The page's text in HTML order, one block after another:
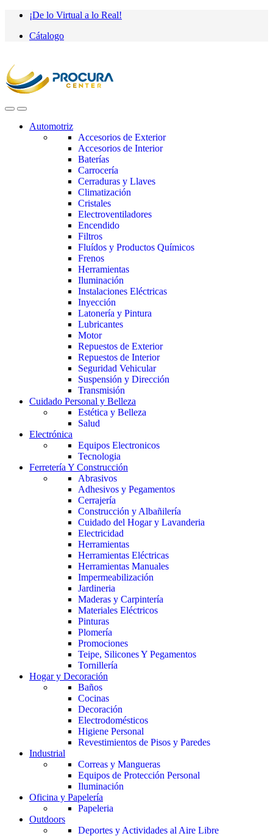
Saltar
navegación
saltar
contenido
¡De lo Virtual a lo Real!
Cátalogo
Automotriz
Accesorios de Exterior
Accesorios de Interior
Baterías
Carrocería
Cerraduras y Llaves
Climatización
Cristales
Electroventiladores
Encendido
Filtros
Fluídos y Productos Químicos
Frenos
Herramientas
Iluminación
Instalaciones Eléctricas
Inyección
Latonería y Pintura
Lubricantes
Motor
Repuestos de Exterior
Repuestos de Interior
Seguridad Vehicular
Suspensión y Dirección
Transmisión
Cuidado Personal y Belleza
Estética y Belleza
Salud
Electrónica
Equipos Electronicos
Tecnologia
Ferretería Y Construcción
Abrasivos
Adhesivos y Pegamentos
Cerrajería
Construcción y Albañilería
Cuidado del Hogar y Lavanderia
Electricidad
Herramientas
Herramientas Eléctricas
Herramientas Manuales
Impermeabilización
Jardineria
Maderas y Carpintería
Materiales Eléctricos
Pinturas
Plomería
Promociones
Teipe, Silicones Y Pegamentos
Tornillería
Hogar y Decoración
Baños
Cocinas
Decoración
Electrodomésticos
Higiene Personal
Revestimientos de Pisos y Paredes
Industrial
Correas y Mangueras
Equipos de Protección Personal
Iluminación
Oficina y Papelería
Papeleria
Outdoors
Deportes y Actividades al Aire Libre